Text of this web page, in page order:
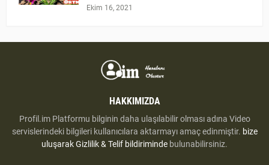
Ekim 16, 2021
HAKKIMIZDA
Profil.im Platformu bilginin daha ulaşılabilir olması adına Video
servislerindeki bilgileri kullanıcılara aktarmayı amaç edinmiştir. bize
uluşarakGizlilik & Telif bildiriminde bulunabilirsiniz.